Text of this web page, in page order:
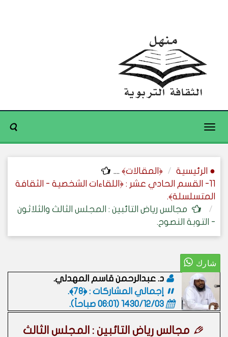
Toggle
● الرئيسية ﴿المقالات﴾ ....
11- القسم الحادي عشر : ﴿اللقاءات الشخصية - الثقافة
المتسلسلة﴾.
مجالس رياض التائبين : المجلس الثالث والثلاثون
- التوبة النصوح.
د. عبدالرحمن قاسم المهدلي.
إجمالي المشاركات : ﴿78﴾.
1430/12/03 (06:01 صباحاً)
.
مجالس رياض التائبين : المجلس الثالث